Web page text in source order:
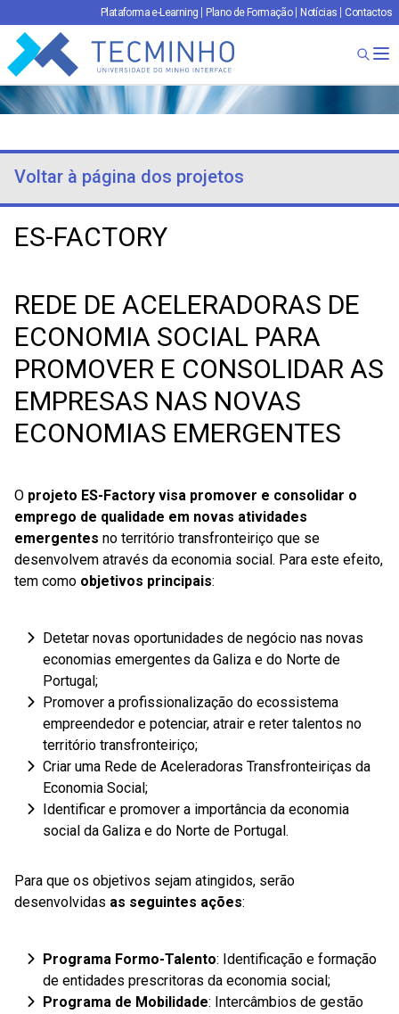
Plataforma e-Learning Plano de Formação Notícias Contactos
TECMINHO
Voltar à página dos projetos
ES-FACTORY
REDE DE ACELERADORAS DE
ECONOMIA SOCIAL PARA
PROMOVER E CONSOLIDAR AS
EMPRESAS NAS NOVAS
ECONOMIAS EMERGENTES
O projeto ES-Factory visa promover e consolidar o
emprego de qualidade em novas atividades
emergentes no território transfronteiriço que se
desenvolvem através da economia social. Para este efeito,
tem como objetivos principais:
Detetar novas oportunidades de negócio nas novas
economias emergentes da Galiza e do Norte de
Portugal;
Promover a profissionalização do ecossistema
empreendedor e potenciar, atrair e reter talentos no
território transfronteiriço;
Criar uma Rede de Aceleradoras Transfronteiriças da
Economia Social;
Identificar e promover a importância da economia
social da Galiza e do Norte de Portugal.
Para que os objetivos sejam atingidos, serão
desenvolvidas as seguintes ações:
Programa Formo-Talento: Identificação e formação
de entidades prescritoras da economia social;
Programa de Mobilidade: Intercâmbios de gestão